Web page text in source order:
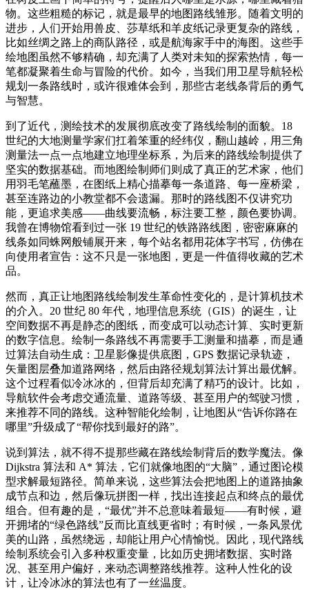
物。这些粗糙的标记，就是最早的地图路线雏形。随着文明的
进步，人们开始用兽皮、莎草纸和羊皮纸记录更复杂的路线，
比如丝绸之路上的商队路径，或是航海家手中的海图。这些手
绘地图虽然不够精确，却充满了人类对未知的探索热情，每一
笔都凝聚着生命与冒险的代价。如今，当我们用卫星导航轻松
规划一条路线时，或许很难体会到，那些古老线条背后的勇气
与智慧。
到了近代，测绘技术的发展彻底改变了路线绘制的面貌。18
世纪的大地测量学家们扛着笨重的经纬仪，翻山越岭，用三角
测量法一点一点地建立地理坐标系，为后来的路线绘制提供了
坚实的数据基础。而地图绘制师们则成了真正的艺术家，他们
用羽毛笔蘸墨，在图纸上精心描摹每一条道路、每一座桥梁，
甚至连路边的小教堂都不会遗漏。那时的路线图不仅讲究功
能，更追求美感——曲线要流畅，标注要工整，颜色要协调。
我曾在博物馆看到过一张 19 世纪的铁路路线图，密密麻麻的
线条如同蛛网般铺展开来，每个站名都用花体字书写，仿佛在
向使用者宣告：这不只是一张地图，更是一件值得收藏的艺术
品。
然而，真正让地图路线绘制发生革命性变化的，是计算机技术
的介入。20 世纪 80 年代，地理信息系统（GIS）的诞生，让
空间数据不再是静态的图纸，而变成可以动态计算、实时更新
的数字信息。绘制一条路线不再需要手工测量和描摹，而是通
过算法自动生成：卫星影像提供底图，GPS 数据记录轨迹，
矢量图层叠加道路网络，然后由路径规划算法计算出最优解。
这个过程看似冷冰冰的，但背后却充满了精巧的设计。比如，
导航软件会考虑交通流量、道路等级、甚至用户的驾驶习惯，
来推荐不同的路线。这种智能化绘制，让地图从“告诉你路在
哪里”升级成了“帮你找到最好的路”。
说到算法，就不得不提那些藏在路线绘制背后的数学魔法。像
Dijkstra 算法和 A* 算法，它们就像地图的“大脑”，通过图论模
型求解最短路径。简单来说，这些算法会把地图上的道路抽象
成节点和边，然后像玩拼图一样，找出连接起点和终点的最优
组合。但有趣的是，“最优”并不总意味着最短——有时候，避
开拥堵的“绿色路线”反而比直线更省时；有时候，一条风景优
美的山路，虽然绕远，却能让用户心情愉悦。因此，现代路线
绘制系统会引入多种权重变量，比如历史拥堵数据、实时路
况、甚至用户偏好，来动态调整路线推荐。这种人性化的设
计，让冷冰冰的算法也有了一丝温度。